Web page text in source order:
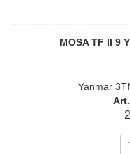
MOSA TF II 9
Yanmar